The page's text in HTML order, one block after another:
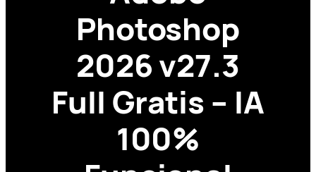
Photoshop
2026 v27.3
Full Gratis – IA
100%